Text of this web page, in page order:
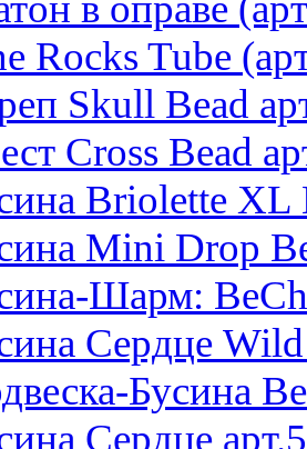
Rocks Tube
Skull Bead
Cross Bead
Briolette XL
Mini Drop
Шарм:
Сердце
Бусина
Сердце